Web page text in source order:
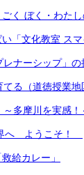
く ぼく・わたし
「文化教室 スマ
ナーシップ」の
る（道徳授業
多摩川を実感！
へ ようこそ！
給カレー」